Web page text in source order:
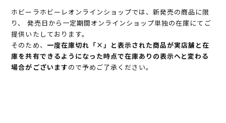
ホビーラホビーレオンラインショップでは、新発売の商品に限
り、 発売日から一定期間オンラインショップ単独の在庫にてご
提供いたしております。
そのため、 一度在庫切れ「×」と表示された商品が実店舗と在
庫を共有できるようになった時点で在庫ありの表示へと変わる
場合がございますので予めご了承ください。